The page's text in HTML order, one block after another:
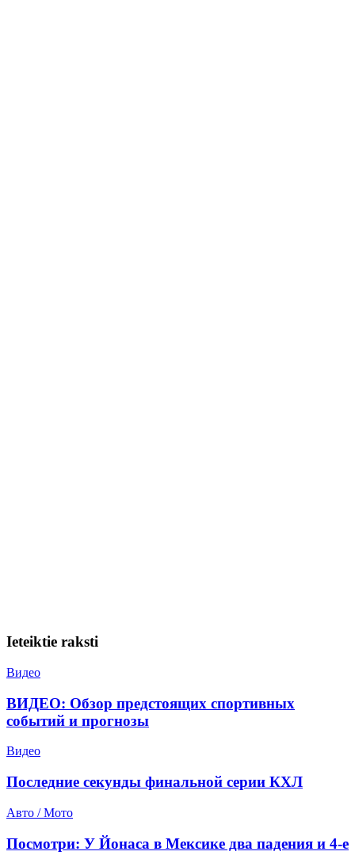
Ieteiktie raksti
Видео
ВИДЕО: Обзор предстоящих спортивных
событий и прогнозы
Видео
Последние секунды финальной серии КХЛ
Авто / Мото
Посмотри: У Йонаса в Мексике два падения и 4-е